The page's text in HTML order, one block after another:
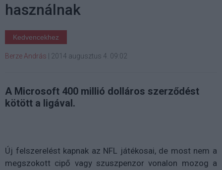
használnak
Kedvencekhez
Berze András 2014 augusztus 4. 09:02
A Microsoft 400 millió dolláros szerződést
kötött a ligával.
Új felszerelést kapnak az NFL játékosai, de most nem a
megszokott cipő vagy szuszpenzor vonalon mozog a